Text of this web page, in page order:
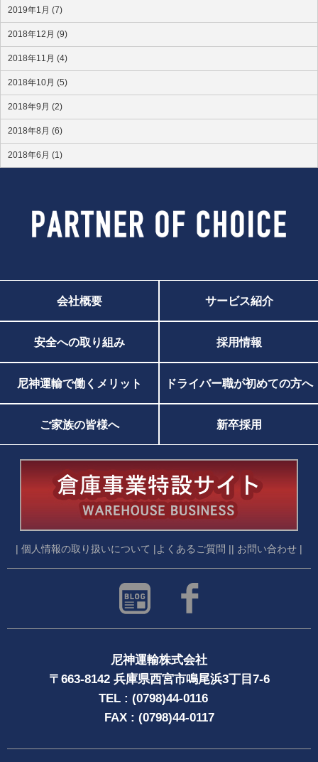
2019年1月 (7)
2018年12月 (9)
2018年11月 (4)
2018年10月 (5)
2018年9月 (2)
2018年8月 (6)
2018年6月 (1)
会社概要 サービス紹介
安全への取り組み 採用情報
尼神運輸で働くメリット ドライバー職が初めての方へ
ご家族の皆様へ 新卒採用
| 個人情報の取り扱いについて | よくあるご質問 | | お問い合わせ |
尼神運輸株式会社
〒663-8142 兵庫県西宮市鳴尾浜3丁目7-6
TEL : (0798)44-0116
FAX : (0798)44-0117